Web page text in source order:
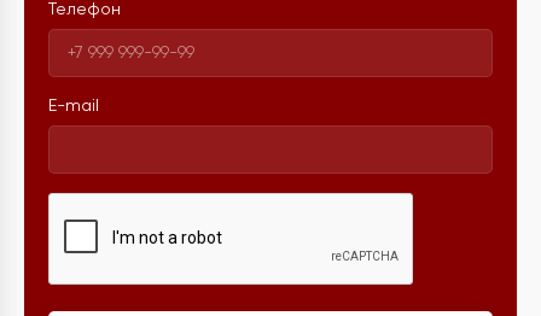
Телефон
E-mail